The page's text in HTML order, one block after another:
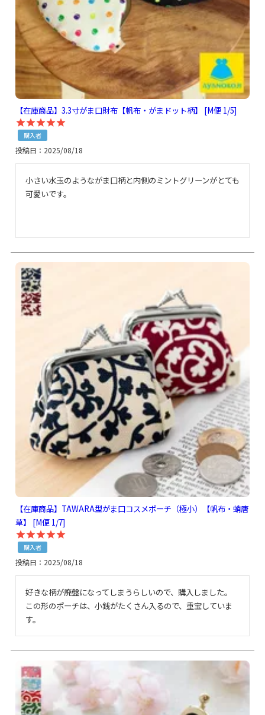
【在庫商品】3.3寸がま口財布【帆布・がまドット柄】 [M便 1/5]
購入者
投稿日 2025/08/18
小さい水玉のようながま口柄と内側のミントグリーンがとても
可愛いです。
【在庫商品】TAWARA型がま口コスメポーチ（極小）【帆布・蛸唐
草】 [M便 1/7]
購入者
投稿日 2025/08/18
好きな柄が廃盤になってしまうらしいので、購入しました。
この形のポーチは、小銭がたくさん入るので、重宝していま